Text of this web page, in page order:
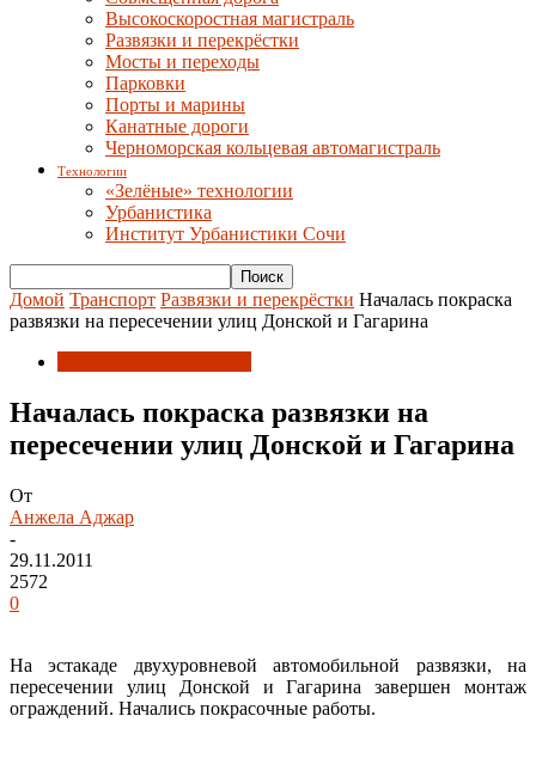
Высокоскоростная магистраль
Развязки и перекрёстки
Мосты и переходы
Парковки
Порты и марины
Канатные дороги
Черноморская кольцевая автомагистраль
Технологии
«Зелёные» технологии
Урбанистика
Институт Урбанистики Сочи
Домой Транспорт Развязки и перекрёстки Началась покраска
развязки на пересечении улиц Донской и Гагарина
Началась покраска развязки на
пересечении улиц Донской и Гагарина
От
Анжела Аджар
-
29.11.2011
2572
0
На эстакаде двухуровневой автомобильной развязки, на
пересечении улиц Донской и Гагарина завершен монтаж
ограждений. Начались покрасочные работы.